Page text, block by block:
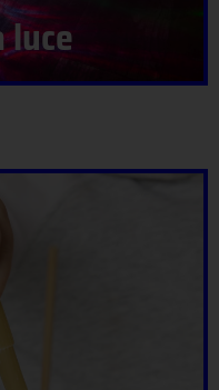
luce